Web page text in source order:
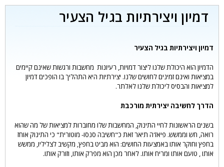
דמיון ויצירתיות בגיל הצעיר
דמיון ויצירתיות בגיל הצעיר
הדמיון הוא היכולת שלנו ליצור דמויות, רעיונות מחשבות ורגשות שאינם קיימים
במציאות ואינם זמינים לחושים שלנו. יצירתיות היא התהליך בו הופכים דמיון
למציאות והבסיס ליכולת שלנו לאלתר.
הדרך לחשיבה יצירתית מורכבת
בשנים הראשונות לחיי התינוק, המחשבות שלו מחוברות למציאות של מה שהוא
רואה, חש וממשש. פיאז'ה תיאר זאת כ"חשיבה סנסו- מוטורית" כי התינוק אוחז
בחפץ וחוקר אותו באמצעות החושים: הוא מביט בחפץ, מקשיב לצליליו, ממשש
אותו , טועם אותו ומריח אותו. לאחר מכן הוא מפרק אותו, וזורק אותו.